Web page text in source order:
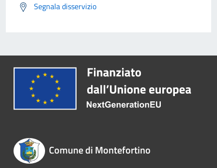
Segnala disservizio
Comune di Montefortino